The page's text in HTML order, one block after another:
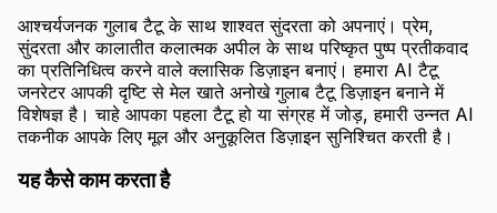
आश्चर्यजनक गुलाब टैटू के साथ शाश्वत सुंदरता को अपनाएं। प्रेम,
सुंदरता और कालातीत कलात्मक अपील के साथ परिष्कृत पुष्प प्रतीकवाद
का प्रतिनिधित्व करने वाले क्लासिक डिज़ाइन बनाएं। हमारा AI टैटू
जनरेटर आपकी दृष्टि से मेल खाते अनोखे गुलाब टैटू डिज़ाइन बनाने में
विशेषज्ञ है। चाहे आपका पहला टैटू हो या संग्रह में जोड़, हमारी उन्नत AI
तकनीक आपके लिए मूल और अनुकूलित डिज़ाइन सुनिश्चित करती है।
यह कैसे काम करता है